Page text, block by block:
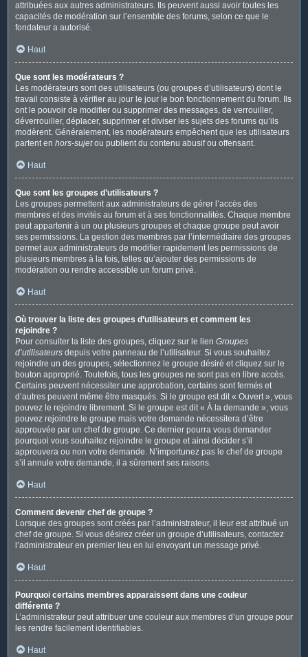
attribuées aux autres administrateurs. Ils peuvent aussi avoir toutes les
capacités de modération sur l’ensemble des forums, selon ce que le
fondateur a autorisé.
Haut
Que sont les modérateurs ?
Les modérateurs sont des utilisateurs (ou groupes d’utilisateurs) dont le
travail consiste à vérifier au jour le jour le bon fonctionnement du forum. Ils
ont le pouvoir de modifier ou supprimer des messages, de verrouiller,
déverrouiller, déplacer, supprimer et diviser les sujets des forums qu’ils
modèrent. Généralement, les modérateurs empêchent que les utilisateurs
partent en hors-sujetou publient du contenu abusif ou offensant.
Haut
Que sont les groupes d’utilisateurs ?
Les groupes permettent aux administrateurs de gérer l’accès des
membres et des invités au forum et à ses fonctionnalités. Chaque membre
peut appartenir à un ou plusieurs groupes et chaque groupe peut avoir
ses permissions. La gestion des membres par l’intermédiaire des groupes
permet aux administrateurs de modifier rapidement les permissions de
plusieurs membres à la fois, telles qu’ajouter des permissions de
modération ou rendre accessible un forum privé.
Haut
Où trouver la liste des groupes d’utilisateurs et comment les
rejoindre ?
Pour consulter la liste des groupes, cliquez sur le lien Groupes
d’utilisateurs depuis votre panneau de l’utilisateur. Si vous souhaitez
rejoindre un des groupes, sélectionnez le groupe désiré et cliquez sur le
bouton approprié. Toutefois, tous les groupes ne sont pas en libre accès.
Certains peuvent nécessiter une approbation, certains sont fermés et
d’autres peuvent même être masqués. Si le groupe est dit « Ouvert », vous
pouvez le rejoindre librement. Si le groupe est dit « À la demande », vous
pouvez rejoindre le groupe mais votre demande nécessitera d’être
approuvée par un chef de groupe. Ce dernier pourra vous demander
pourquoi vous souhaitez rejoindre le groupe et ainsi décider s’il
approuvera ou non votre demande. N’importunez pas le chef de groupe
s’il annule votre demande, il a sûrement ses raisons.
Haut
Comment devenir chef de groupe ?
Lorsque des groupes sont créés par l’administrateur, il leur est attribué un
chef de groupe. Si vous désirez créer un groupe d’utilisateurs, contactez
l’administrateur en premier lieu en lui envoyant un message privé.
Haut
Pourquoi certains membres apparaissent dans une couleur
différente ?
L’administrateur peut attribuer une couleur aux membres d’un groupe pour
les rendre facilement identifiables.
Haut